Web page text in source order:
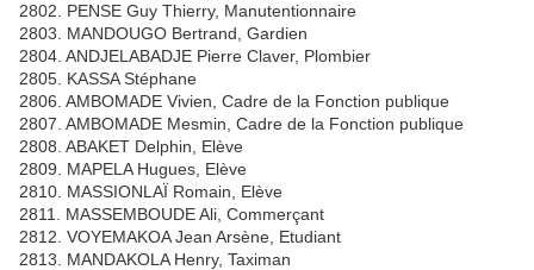
2802. PENSE Guy Thierry, Manutentionnaire
2803. MANDOUGO Bertrand, Gardien
2804. ANDJELABADJE Pierre Claver, Plombier
2805. KASSA Stéphane
2806. AMBOMADE Vivien, Cadre de la Fonction publique
2807. AMBOMADE Mesmin, Cadre de la Fonction publique
2808. ABAKET Delphin, Elève
2809. MAPELA Hugues, Elève
2810. MASSIONLAÏ Romain, Elève
2811. MASSEMBOUDE Ali, Commerçant
2812. VOYEMAKOA Jean Arsène, Etudiant
2813. MANDAKOLA Henry, Taximan